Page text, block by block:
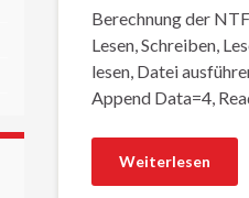
Berechnung der
Lesen, Schreiben,
lesen, Datei
Append Data=4,
Weiterlesen